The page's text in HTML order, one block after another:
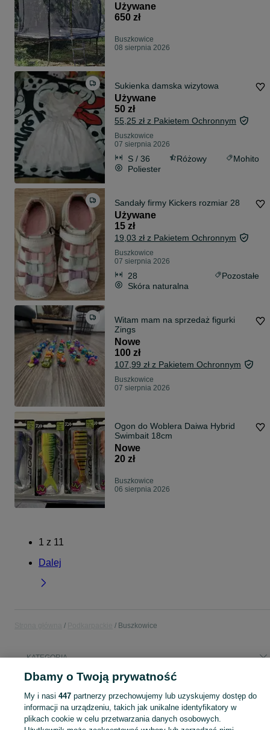
Używane
650 zł
Buszkowice
08 sierpnia 2026
Sukienka damska wizytowa
Używane
50 zł
55,25 zł z Pakietem Ochronnym
Buszkowice
07 sierpnia 2026
S / 36 Różowy
Mohito
Poliester
Sandały firmy Kickers rozmiar 28
Używane
15 zł
19,03 zł z Pakietem Ochronnym
Buszkowice
07 sierpnia 2026
28
Pozostałe
Skóra naturalna
Witam mam na sprzedaż figurki
Zings
Nowe
100 zł
107,99 zł z Pakietem Ochronnym
Buszkowice
07 sierpnia 2026
Ogon do Woblera Daiwa Hybrid
Swimbait 18cm
Nowe
20 zł
Buszkowice
06 sierpnia 2026
1 z 11
Dalej
Buszkowice
KATEGORIA
Popularne wyszukiwania
samochody osobowe działka na sprzedaz
Dbamy o Twoją prywatność
My i nasi 447partnerzy przechowujemy lub uzyskujemy dostęp do
informacji na urządzeniu, takich jak unikalne identyfikatory w
plikach cookie w celu przetwarzania danych osobowych.